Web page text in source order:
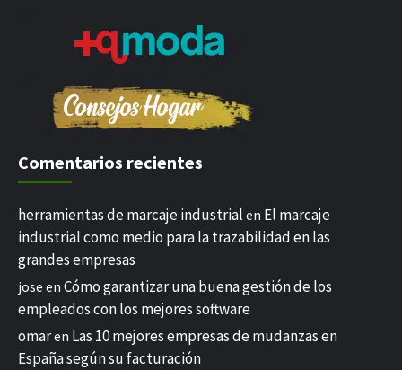
Comentarios recientes
herramientas de marcaje industrial en El marcaje
industrial como medio para la trazabilidad en las
grandes empresas
jose en Cómo garantizar una buena gestión de los
empleados con los mejores software
omaren Las 10 mejores empresas de mudanzas en
España según su facturación